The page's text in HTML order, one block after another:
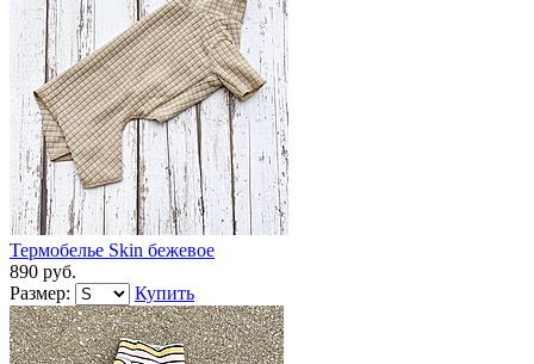
Термобелье Skin бежевое
890 руб.
Размер:
Купить